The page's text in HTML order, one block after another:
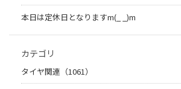
本日は定休日となりますm(_ _)m
カテゴリ
タイヤ関連（1061）